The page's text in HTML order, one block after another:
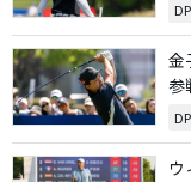
金
参